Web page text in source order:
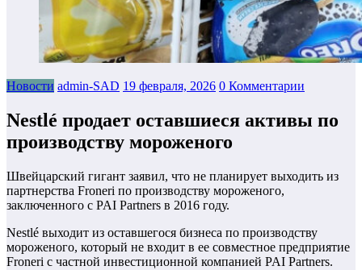
Новости admin-SAD 19 февраля, 2026 0 Комментарии
Nestlé продает оставшиеся активы по
производству мороженого
Швейцарский гигант заявил, что не планирует выходить из
партнерства Froneri по производству мороженого,
заключенного с PAI Partners в 2016 году.
Nestlé выходит из оставшегося бизнеса по производству
мороженого, который не входит в ее совместное предприятие
Froneri с частной инвестиционной компанией PAI Partners.